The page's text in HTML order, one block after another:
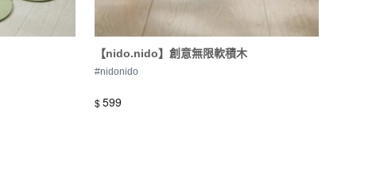
【nido.nido】創意無限軟積木
#nidonido
$599